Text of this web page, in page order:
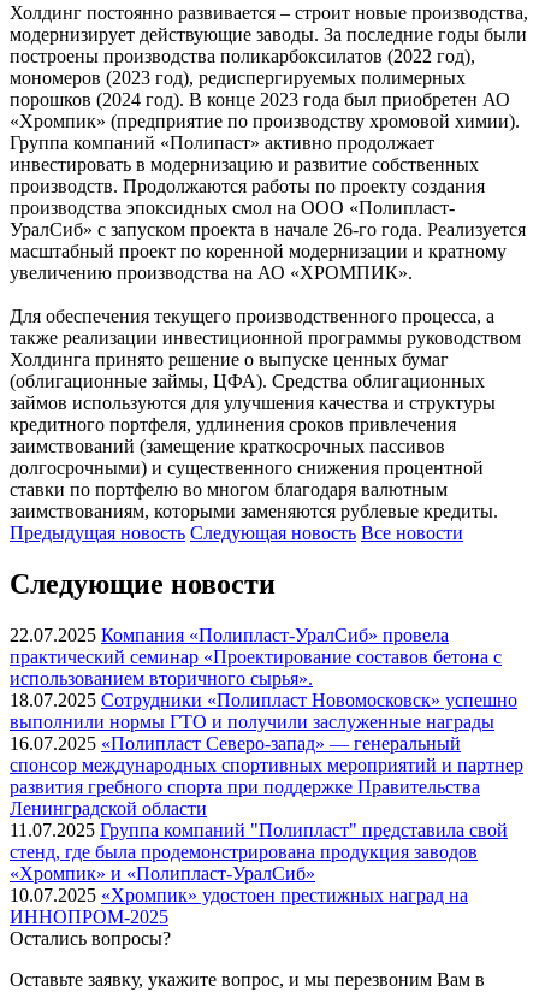
Холдинг постоянно развивается – строит новые производства,
модернизирует действующие заводы. За последние годы были
построены производства поликарбоксилатов (2022 год),
мономеров (2023 год), редиспергируемых полимерных
порошков (2024 год). В конце 2023 года был приобретен АО
«Хромпик» (предприятие по производству хромовой химии).
Группа компаний «Полипаст» активно продолжает
инвестировать в модернизацию и развитие собственных
производств. Продолжаются работы по проекту создания
производства эпоксидных смол на ООО «Полипласт-
УралСиб» с запуском проекта в начале 26-го года. Реализуется
масштабный проект по коренной модернизации и кратному
увеличению производства на АО «ХРОМПИК».
Для обеспечения текущего производственного процесса, а
также реализации инвестиционной программы руководством
Холдинга принято решение о выпуске ценных бумаг
(облигационные займы, ЦФА). Средства облигационных
займов используются для улучшения качества и структуры
кредитного портфеля, удлинения сроков привлечения
заимствований (замещение краткосрочных пассивов
долгосрочными) и существенного снижения процентной
ставки по портфелю во многом благодаря валютным
заимствованиям, которыми заменяются рублевые кредиты.
Предыдущая новость Следующая новость Все новости
Следующие новости
22.07.2025 Компания «Полипласт-УралСиб» провела
практический семинар «Проектирование составов бетона с
использованием вторичного сырья».
18.07.2025 Сотрудники «Полипласт Новомосковск» успешно
выполнили нормы ГТО и получили заслуженные награды
16.07.2025 «Полипласт Северо-запад» — генеральный
спонсор международных спортивных мероприятий и партнер
развития гребного спорта при поддержке Правительства
Ленинградской области
11.07.2025 Группа компаний "Полипласт" представила свой
стенд, где была продемонстрирована продукция заводов
«Хромпик» и «Полипласт-УралСиб»
10.07.2025 «Хромпик» удостоен престижных наград на
ИННОПРОМ-2025
Остались вопросы?
Оставьте заявку, укажите вопрос, и мы перезвоним Вам в